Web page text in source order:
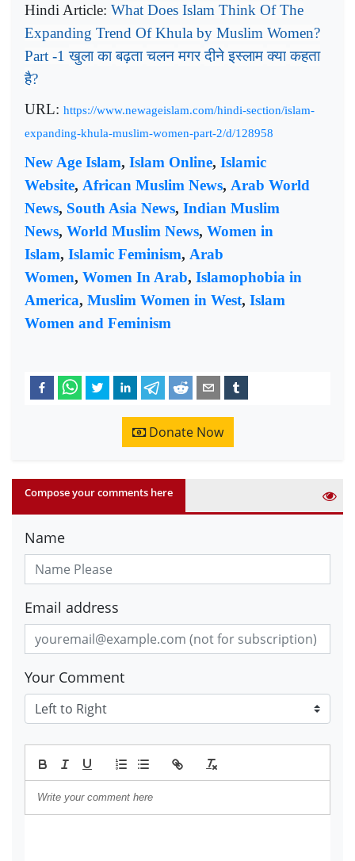
Hindi Article: What Does Islam Think Of The
Expanding Trend Of Khula by Muslim Women?
Part -1खुलाकाबढ़ताचलनमगरदीनेइस्लामक्याकहता
है?
URL: https://www.newageislam.com/hindi-section/islam-
expanding-khula-muslim-women-part-2/d/128958
New Age Islam, Islam Online, Islamic
Website, African Muslim News, Arab World
News, South Asia News, Indian Muslim
News, World Muslim News, Women in
Islam, Islamic Feminism, Arab
Women, Women In Arab, Islamophobia in
America, Muslim Women in West, Islam
Women and Feminism
Donate Now
Compose your comments here
Name
Email address
Your Comment